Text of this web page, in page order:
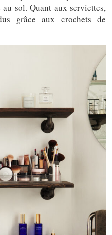
au sol. Quant aux serviettes,
grâce aux crochets de